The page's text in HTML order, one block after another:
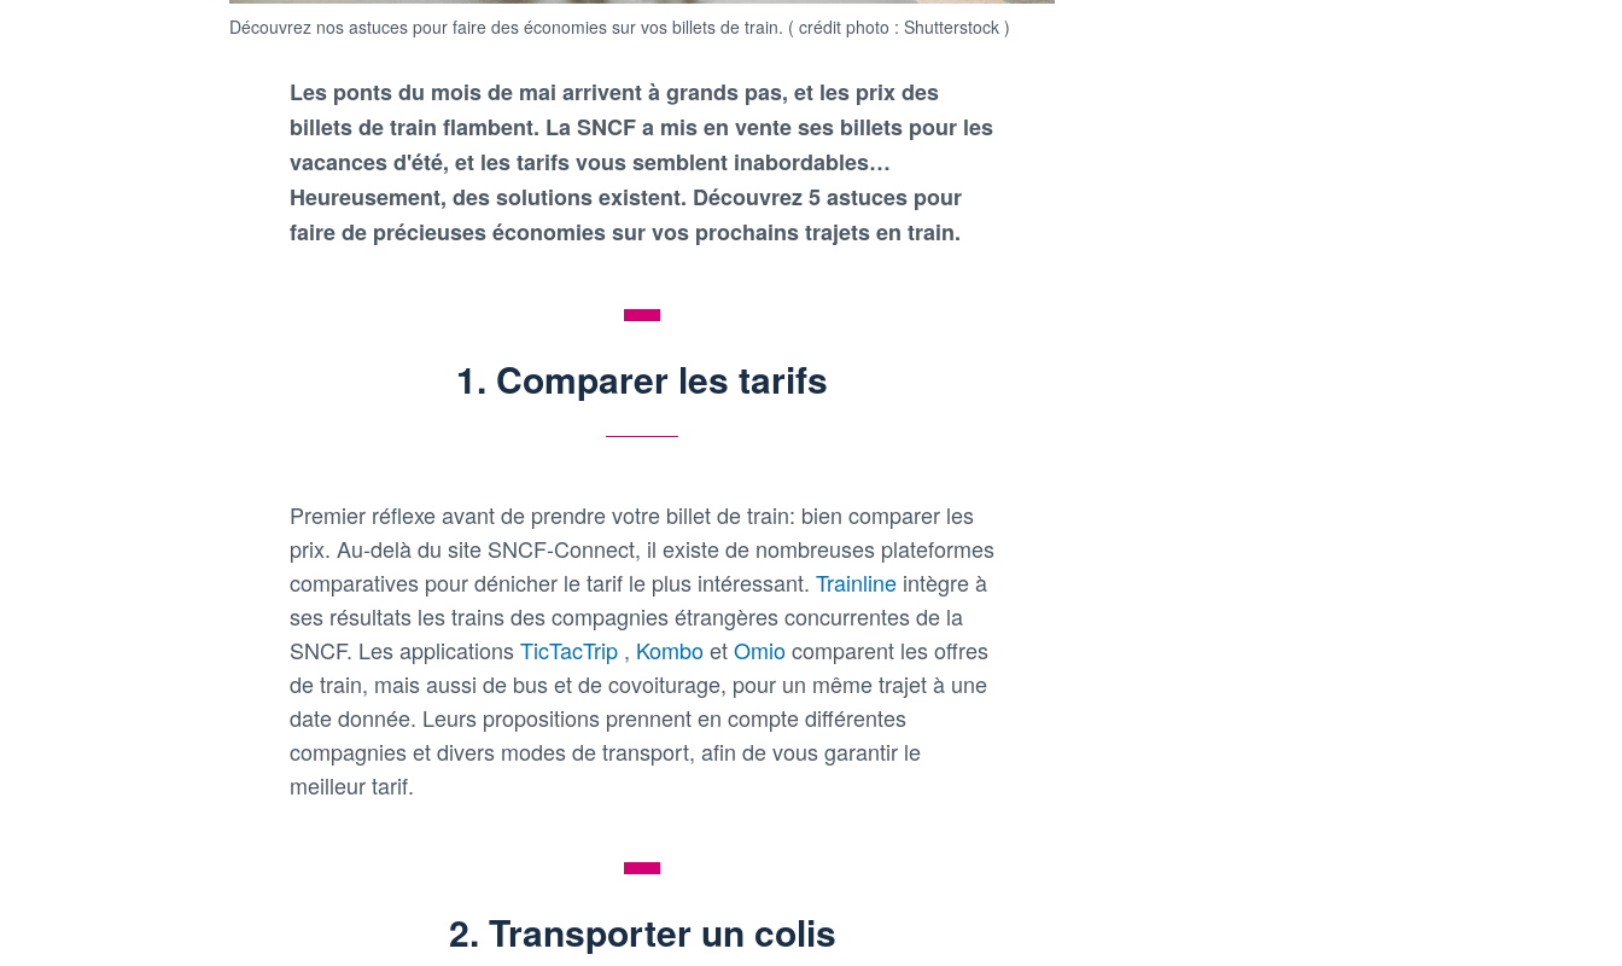
Découvrez nos astuces pour faire des économies sur vos billets de train. ( crédit photo : Shutterstock )
Les ponts du mois de mai arrivent à grands pas, et les prix des
billets de train flambent. La SNCF a mis en vente ses billets pour les
vacances d'été, et les tarifs vous semblent inabordables…
Heureusement, des solutions existent. Découvrez 5 astuces pour
faire de précieuses économies sur vos prochains trajets en train.
1. Comparer les tarifs
Premier réflexe avant de prendre votre billet de train: bien comparer les
prix. Au-delà du site SNCF-Connect, il existe de nombreuses plateformes
comparatives pour dénicher le tarif le plus intéressant. Trainline intègre à
ses résultats les trains des compagnies étrangères concurrentes de la
SNCF. Les applicationsTicTacTrip , KomboetOmiocomparent les offres
de train, mais aussi de bus et de covoiturage, pour un même trajet à une
date donnée. Leurs propositions prennent en compte différentes
compagnies et divers modes de transport, afin de vous garantir le
meilleur tarif.
2. Transporter un colis